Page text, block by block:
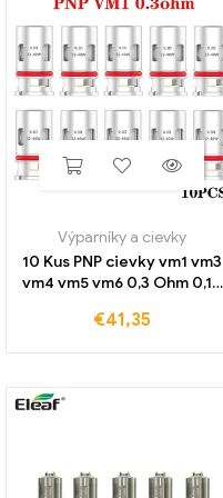
Výparníky a cievky
10 Kus PNP cievky vm1 vm3
vm4 vm5 vm6 0,3 Ohm 0,15
x Vinci r Air Argus Navi Vsuit
€41,35